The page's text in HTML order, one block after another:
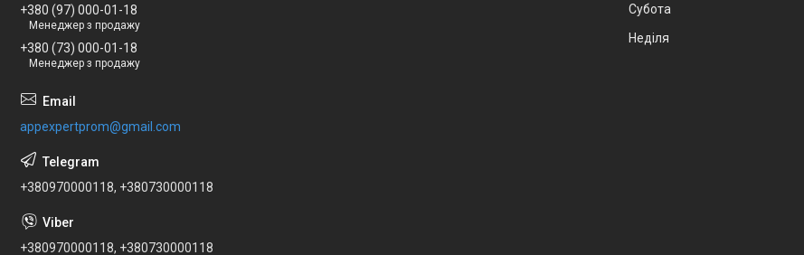
+380 (97) 000-01-18
Менеджер з продажу
+380 (73) 000-01-18
Менеджер з продажу
appexpertprom@gmail.com
+380970000118, +380730000118
+380970000118, +380730000118
Субота
Неділя